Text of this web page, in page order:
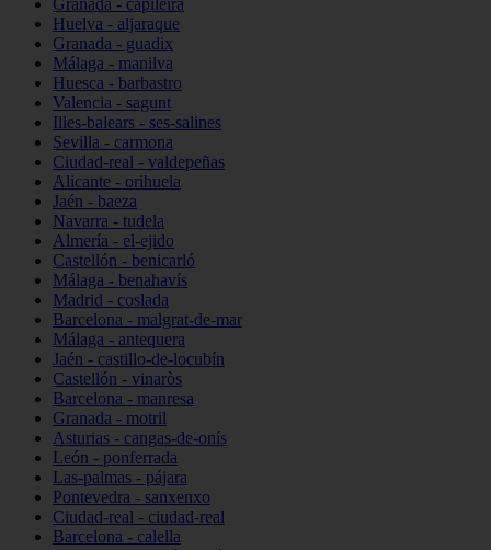
Granada - capileira
Huelva - aljaraque
Granada - guadix
Málaga - manilva
Huesca - barbastro
Valencia - sagunt
Illes-balears - ses-salines
Sevilla - carmona
Ciudad-real - valdepeñas
Alicante - orihuela
Jaén - baeza
Navarra - tudela
Almería - el-ejido
Castellón - benicarló
Málaga - benahavís
Madrid - coslada
Barcelona - malgrat-de-mar
Málaga - antequera
Jaén - castillo-de-locubín
Castellón - vinaròs
Barcelona - manresa
Granada - motril
Asturias - cangas-de-onís
León - ponferrada
Las-palmas - pájara
Pontevedra - sanxenxo
Ciudad-real - ciudad-real
Barcelona - calella